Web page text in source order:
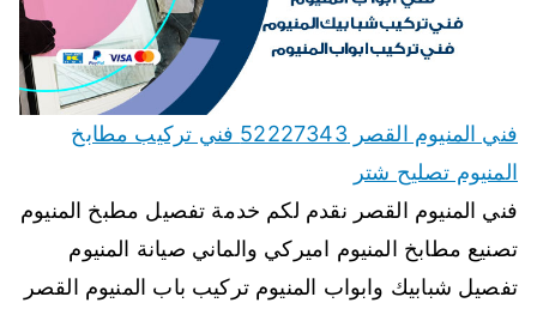
فني المنيوم القصر 52227343 فني تركيب مطابخ
المنيوم تصليح شتر
فني المنيوم القصر نقدم لكم خدمة تفصيل مطبخ المنيوم
تصنيع مطابخ المنيوم اميركي والماني صيانة المنيوم
تفصيل شبابيك وابواب المنيوم تركيب باب المنيوم القصر